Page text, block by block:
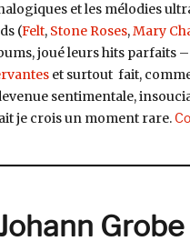
et les mélodies
(Felt, Stone Roses,Mary
joué leurs hits parfaits –
et surtout fait,
sentimentale,
je crois un moment rare.
Grobe